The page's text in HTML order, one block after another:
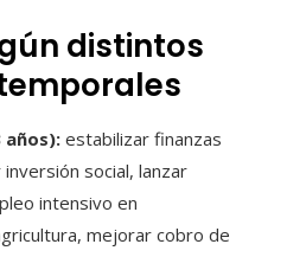
distintos
años): estabilizar finanzas
social, lanzar
intensivo en
mejorar cobro de